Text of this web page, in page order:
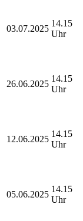
03.07.2025
14.15
Uhr
26.06.2025
14.15
Uhr
12.06.2025
14.15
Uhr
05.06.2025
14.15
Uhr